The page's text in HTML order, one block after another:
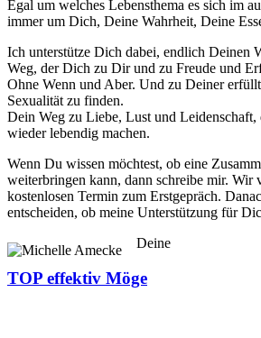
Egal um welches Lebensthema es sich im
immer um Dich, Deine Wahrheit, Deine
Ich unterstütze Dich dabei, endlich Deinen
Weg, der Dich zu Dir und zu Freude und
Ohne Wenn und Aber. Und zu Deiner
Sexualität zu finden.
Dein Weg zu Liebe, Lust und
wieder lebendig machen.
Wenn Du wissen möchtest, ob eine
weiterbringen kann, dann schreibe mir. Wir
kostenlosen Termin zum Erstgepräch.
entscheiden, ob meine Unterstützung für
Deine
TOP effektiv Möge